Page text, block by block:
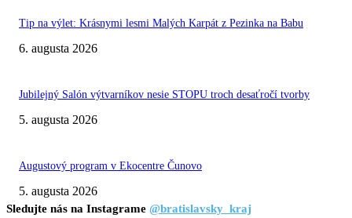
Tip na výlet: Krásnymi lesmi Malých Karpát z Pezinka na Babu
6. augusta 2026
Jubilejný Salón výtvarníkov nesie STOPU troch desaťročí tvorby
5. augusta 2026
Augustový program v Ekocentre Čunovo
5. augusta 2026
Sledujte nás na Instagrame @bratislavsky_kraj